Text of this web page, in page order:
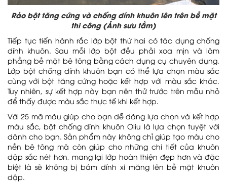
Rảo bột tăng cứng và chống dính khuôn lên trên bề mặt
thi công (Ảnh sưu tầm)
Tiếp tục tiến hành rắc lớp bột thứ hai có tác dụng chống
dính khuôn. Sau mỗi lớp bột đều phải xoa mịn và làm
phẳng bề mặt bê tông bằng cách dụng cụ chuyên dụng.
Lớp bột chống dính khuôn bạn có thể lựa chọn màu sắc
cùng với bột tăng cứng hoặc kết hợp với màu sắc khác.
Tuy nhiên, sự kết hợp này bạn nên thử trước trên mẫu nhỏ
để thấy được màu sắc thực tế khi kết hợp.
Với 25 mã màu giúp cho bạn dễ dàng lựa chọn và kết hợp
màu sắc, bột chống dính khuôn Oliu là lựa chọn tuyệt vời
dành cho bạn. Sản phẩm này không chỉ giúp tạo màu cho
nền bê tông mà còn giúp cho những chi tiết của khuôn
dập sắc nét hơn, mang lại lớp hoàn thiện đẹp hơn và đặc
biệt là sẽ không bị bám dính xi măng lên bề mặt khuôn
dập.